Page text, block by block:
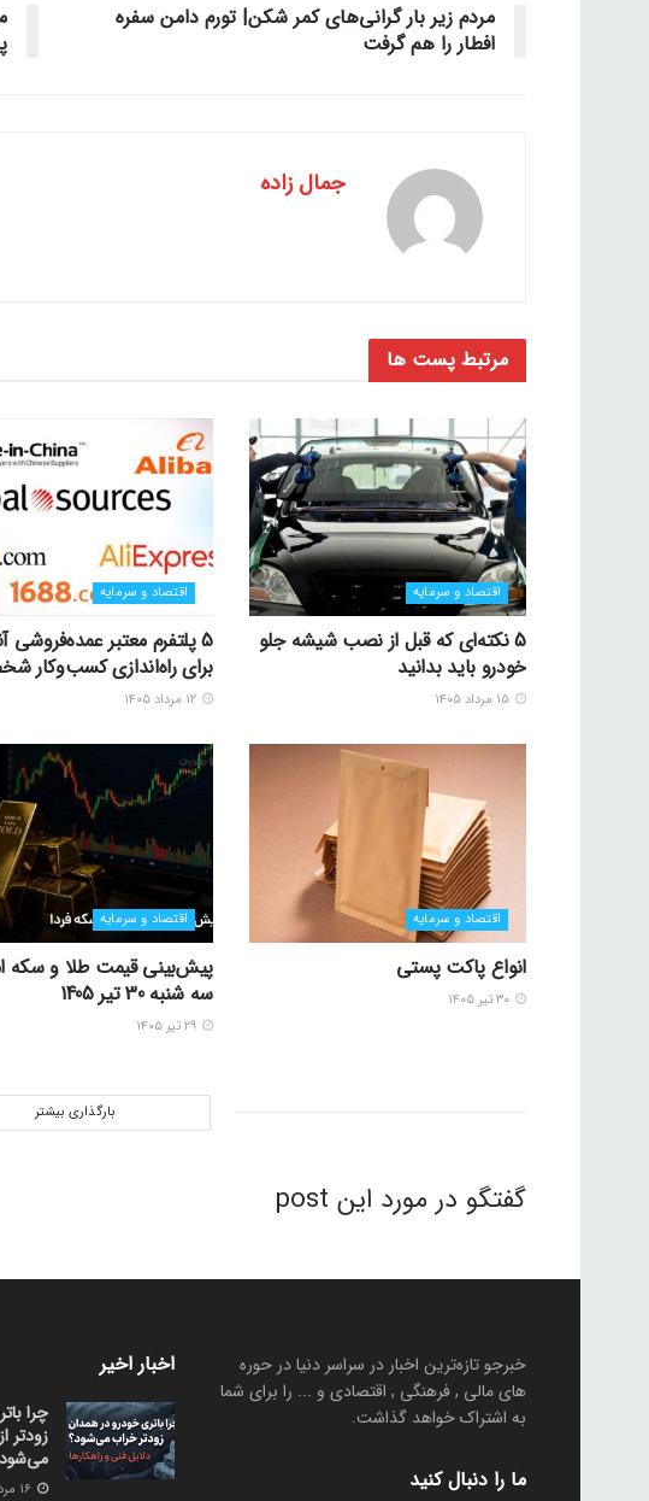
مردم زیر بار گرانی‌های کمر شکن| تورم دامن سفره
افطار را هم گرفت
جمال زاده
مرتبط پست ها
اقتصاد و سرمایه
5 نکته‌ای که قبل از نصب شیشه جلو
خودرو باید بدانید
اقتصاد و سرمایه
5 پلتفرم معتبر عمده‌فروشی
برای راه‌اندازی کسب‌وکار
اقتصاد و سرمایه
انواع پاکت پستی
اقتصاد و سرمایه
پیش‌بینی قیمت طلا و سکه
سه شنبه 30 تیر 1405
بارگذاری بیشتر
گفتگو در مورد این post
خبرجو تازه‌ترین اخبار در سراسر دنیا در حوره
های مالی , فرهنگی , اقتصادی و ... را برای شما
به اشتراک خواهد گذاشت.
ما را دنبال کنید
اخبار اخیر
چرا
زودتر